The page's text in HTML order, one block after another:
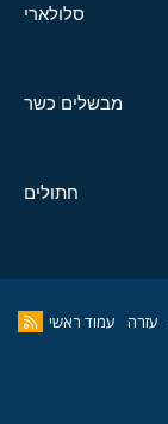
סלולארי
מבשלים כשר
חתולים
עזרה עמוד ראשי